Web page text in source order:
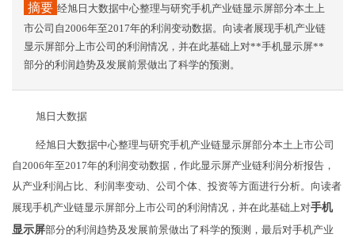
摘要 经旭日大数据中心整理与研究手机产业链显示屏部分本土上
市公司自2006年至2017年的利润变动数据。向读者展现手机产业链
显示屏部分上市公司的利润情况，并在此基础上对**手机显示屏**
部分的利润趋势及发展前景做出了科学的预测。
旭日大数据
经旭日大数据中心整理与研究手机产业链显示屏部分本土上市公司
自2006年至2017年的利润变动数据，作此显示屏产业链利润分析报告，
从产业利润占比、利润率变动、公司个体、投资等方面进行分析。向读者
展现手机产业链显示屏部分上市公司的利润情况，并在此基础上对手机
显示屏部分的利润趋势及发展前景做出了科学的预测，最后对手机产业